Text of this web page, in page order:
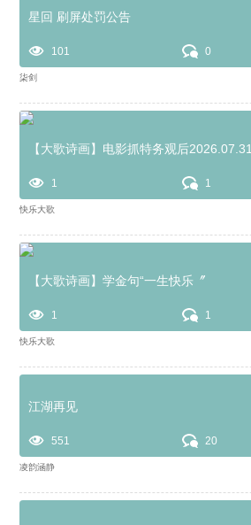
星回 刷屏处罚公告
101 0
柒剑
【大歌诗画】电影抓特务观后2026.07.31
1 1
快乐大歌
【大歌诗画】学金句“一生快乐〞
1 1
快乐大歌
江湖再见
551 20
凌韵涵静